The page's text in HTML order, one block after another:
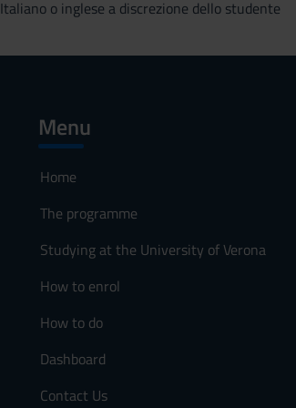
Italiano o inglese a discrezione dello studente
Menu
Home
The programme
Studying at the University of Verona
How to enrol
How to do
Dashboard
Contact Us